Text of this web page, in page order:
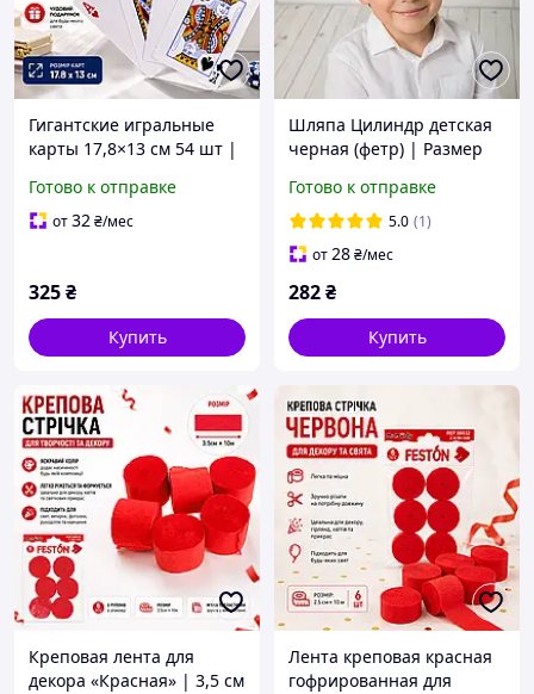
Гигантские игральные
карты 17,8×13 см 54 шт |
вечеринок
Готово к отправке
от32₴/мес
325₴
Купить
Шляпа Цилиндр детская
черная (фетр) | Размер
Готово к отправке
5.0 (1)
от28₴/мес
282₴
Купить
Креповая лента для
декора «Красная» | 3,5 см
Лента креповая красная
гофрированная для